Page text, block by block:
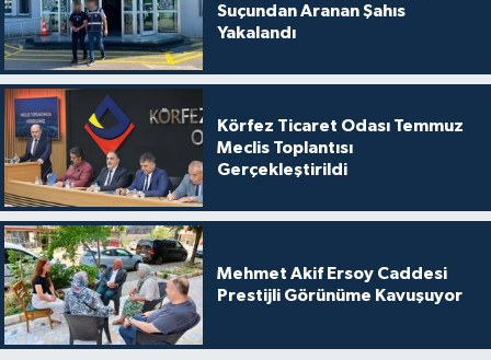
Suçundan Aranan Şahıs
Yakalandı
Körfez Ticaret Odası Temmuz
Meclis Toplantısı
Gerçekleştirildi
Mehmet Akif Ersoy Caddesi
Prestijli Görünüme Kavuşuyor